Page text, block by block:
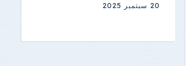
20 سبتمبر 2025